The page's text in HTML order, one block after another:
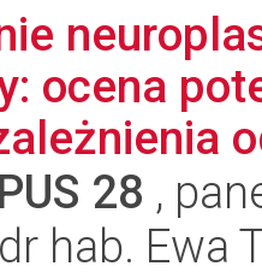
ocena
28 ,
hab. Ewa